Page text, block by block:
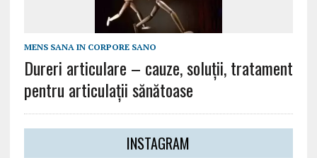
MENS SANA IN CORPORE SANO
Dureri articulare – cauze, soluții, tratament
pentru articulații sănătoase
INSTAGRAM